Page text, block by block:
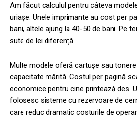
Am făcut calculul pentru câteva
uriașe. Unele imprimante au cost per
bani, altele ajung la 40-50 de bani. Pe
sute de lei diferență.
Multe modele oferă cartușe sau tonere
capacitate mărită. Costul per pagină
economice pentru cine printează des.
folosesc sisteme cu rezervoare de
care reduc dramatic costurile de